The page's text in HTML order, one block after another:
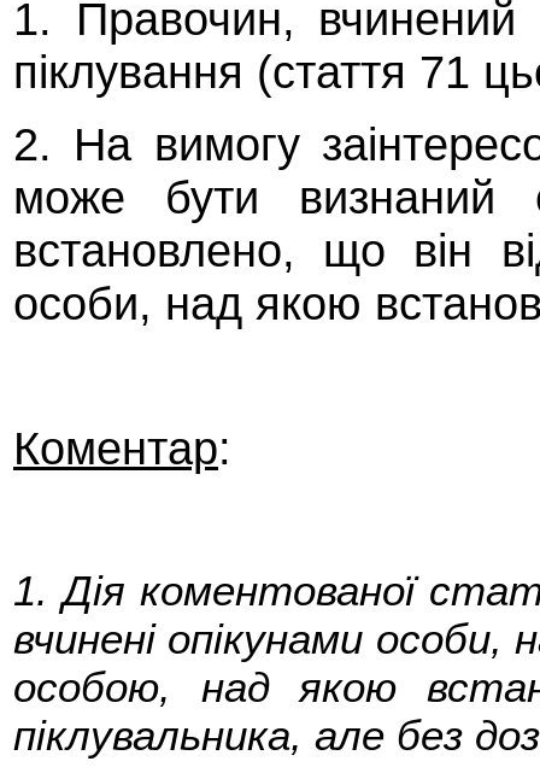
1. Правочин, вчинений
піклування (стаття 71
2. На вимогу
може бути визнаний
встановлено, що він
особи, над якою
Коментар:
1. Дія коментованої
вчинені опікунами особи,
особою, над якою
піклувальника, але без